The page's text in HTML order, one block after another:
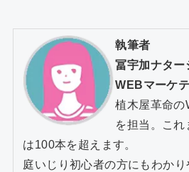
執筆者
冨宇加ナター
WEBマーケ
植木屋革命の
を担当。こ
は100本を超えます。
庭いじり初心者の方にもわか